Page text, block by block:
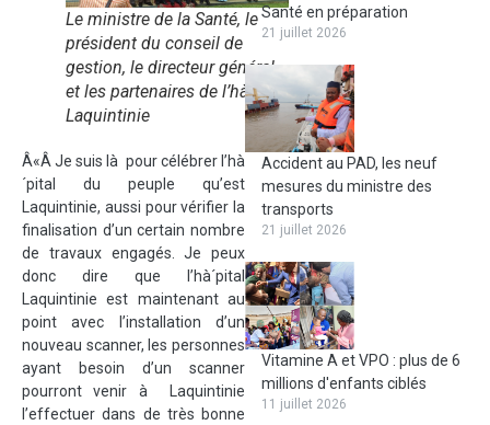
Le ministre de la Santé, le
président du conseil de
gestion, le directeur général
et les partenaires de l’hà´pital
Laquintinie
Â«Â Je suis là pour célébrer l’hà
´pital du peuple qu’est
Laquintinie, aussi pour vérifier la
finalisation d’un certain nombre
de travaux engagés. Je peux
donc dire que l’hà´pital
Laquintinie est maintenant au
point avec l’installation d’un
nouveau scanner, les personnes
ayant besoin d’un scanner
pourront venir à Laquintinie
l’effectuer dans de très bonne
Santé en préparation
21 juillet 2026
Accident au PAD, les neuf
mesures du ministre des
transports
21 juillet 2026
Vitamine A et VPO : plus de 6
millions d'enfants ciblés
11 juillet 2026